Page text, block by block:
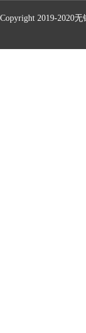
Copyright 2019-2020